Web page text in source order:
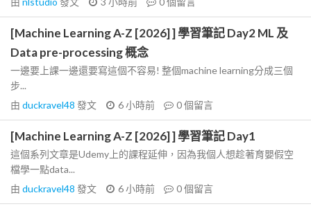
[Machine Learning A-Z [2026] ] 學習筆記 Day2 ML 及
Data pre-processing 概念
一邊要上課一邊還要寫這個不容易! 整個machine learning分成三個
步...
由 duckravel48 發文 6 小時前 0個留言
[Machine Learning A-Z [2026] ] 學習筆記 Day1
這個系列文章是Udemy上的課程延伸，因為我個人想趁著育嬰假空
檔學一點data...
由 duckravel48 發文 6 小時前 0個留言